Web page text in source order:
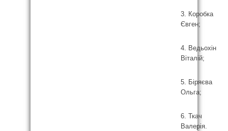
3. Коробка
Євген;
4. Ведьохін
Віталій;
5. Біряєва
Ольга;
6. Ткач
Валерія.